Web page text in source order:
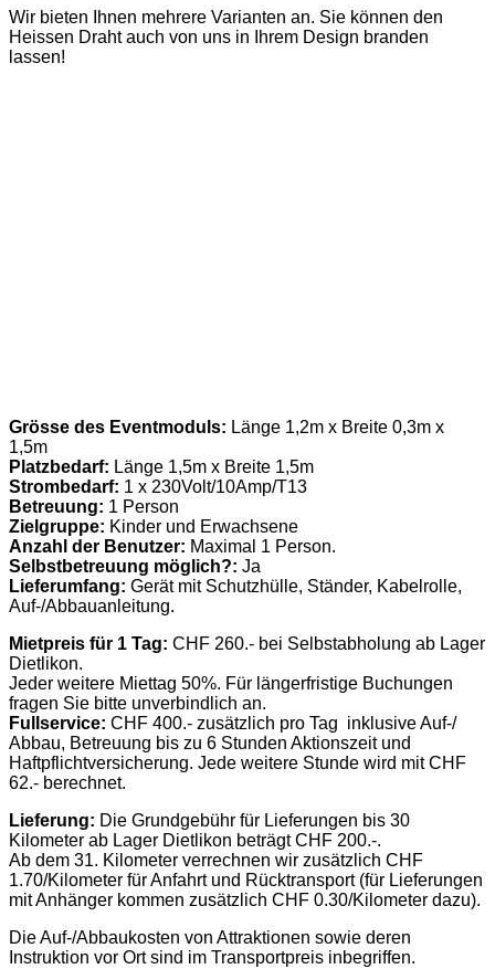
Wir bieten Ihnen mehrere Varianten an. Sie können den
Heissen Draht auch von uns in Ihrem Design branden
lassen!
Grösse des Eventmoduls: Länge 1,2m x Breite 0,3m x
1,5m
Platzbedarf: Länge 1,5m x Breite 1,5m
Strombedarf: 1 x 230Volt/10Amp/T13
Betreuung: 1 Person
Zielgruppe: Kinder und Erwachsene
Anzahl der Benutzer: Maximal 1 Person.
Selbstbetreuung möglich?: Ja
Lieferumfang: Gerät mit Schutzhülle, Ständer, Kabelrolle,
Auf-/Abbauanleitung.
Mietpreis für 1 Tag: CHF 260.- bei Selbstabholung ab Lager
Dietlikon.
Jeder weitere Miettag 50%. Für längerfristige Buchungen
fragen Sie bitte unverbindlich an.
Fullservice: CHF 400.- zusätzlich pro Tag inklusive Auf-/
Abbau, Betreuung bis zu 6 Stunden Aktionszeit und
Haftpflichtversicherung. Jede weitere Stunde wird mit CHF
62.- berechnet.
Lieferung: Die Grundgebühr für Lieferungen bis 30
Kilometer ab Lager Dietlikon beträgt CHF 200.-.
Ab dem 31. Kilometer verrechnen wir zusätzlich CHF
1.70/Kilometer für Anfahrt und Rücktransport (für Lieferungen
mit Anhänger kommen zusätzlich CHF 0.30/Kilometer dazu).
Die Auf-/Abbaukosten von Attraktionen sowie deren
Instruktion vor Ort sind im Transportpreis inbegriffen.